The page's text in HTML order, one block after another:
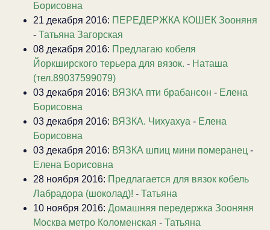
Борисовна
21 декабря 2016: ПЕРЕДЕРЖКА КОШЕК Зооняня
- Татьяна Загорская
08 декабря 2016: Предлагаю кобеля
Йоркширского терьера для вязок. - Наташа
(тел.89037599079)
03 декабря 2016: ВЯЗКА пти брабансон - Елена
Борисовна
03 декабря 2016: ВЯЗКА. Чихуахуа - Елена
Борисовна
03 декабря 2016: ВЯЗКА шпиц мини померанец -
Елена Борисовна
28 ноября 2016: Предлагается для вязок кобель
Лабрадора (шоколад)! - Татьяна
10 ноября 2016: Домашняя передержка Зооняня
Москва метро Коломенская - Татьяна